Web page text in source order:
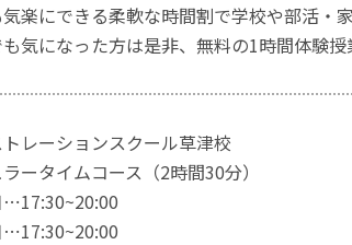
楽にできる柔軟な時間割で学校や部活・
気になった方は是非、無料の1時間体験
レーションスクール草津校
ータイムコース（2時間30分）
⋯17:30~20:00